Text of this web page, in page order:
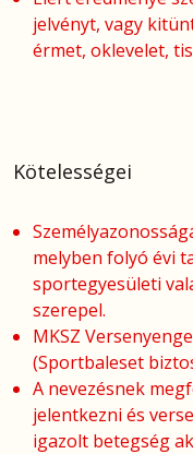
jelvényt, vagy
érmet, oklevelet,
Kötelességei
melyben folyó évi
sportegyesületi
szerepel.
MKSZ
(Sportbaleset
A nevezésnek
jelentkezni és
igazolt betegség